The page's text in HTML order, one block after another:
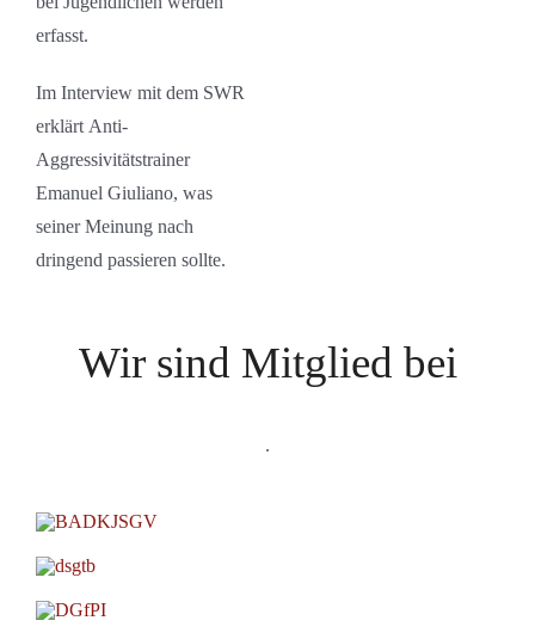
erfasst.
Im Interview mit dem SWR
erklärt Anti-
Aggressivitätstrainer
Emanuel Giuliano, was
seiner Meinung nach
dringend passieren sollte.
Wir sind Mitglied bei
.